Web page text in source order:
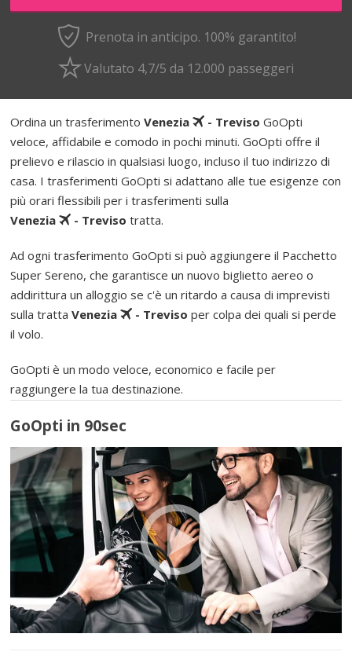
Prenota in anticipo. 100% garantito!
Valutato 4,7/5 da 12.000 passeggeri
Ordina un trasferimentoVenezia - Treviso GoOpti
veloce, affidabile e comodo in pochi minuti. GoOpti offre il
prelievo e rilascio in qualsiasi luogo, incluso il tuo indirizzo di
casa. I trasferimenti GoOpti si adattano alle tue esigenze con
più orari flessibili per i trasferimenti sulla
Venezia
- Treviso tratta.
Ad ogni trasferimento GoOpti si può aggiungere il Pacchetto
Super Sereno, che garantisce un nuovo biglietto aereo o
addirittura un alloggio se c'è un ritardo a causa di imprevisti
sulla trattaVenezia - Treviso per colpa dei quali si perde
il volo.
GoOpti è un modo veloce, economico e facile per
raggiungere la tua destinazione.
GoOpti in 90sec